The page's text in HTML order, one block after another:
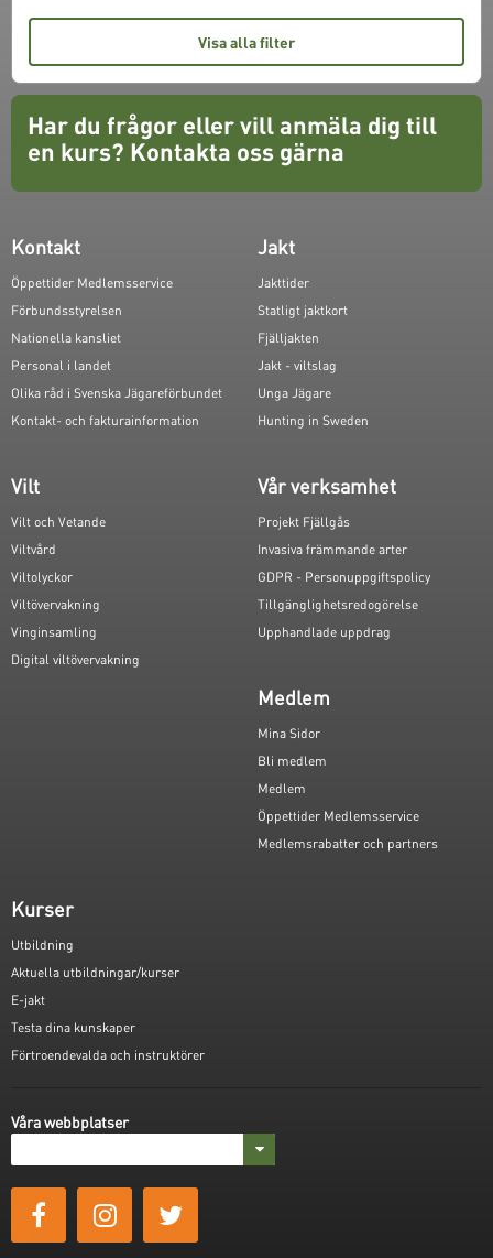
Visa alla filter
Har du frågor eller vill anmäla dig till
en kurs? Kontakta oss gärna
Kontakt
Öppettider Medlemsservice
Förbundsstyrelsen
Nationella kansliet
Personal i landet
Olika råd i Svenska Jägareförbundet
Kontakt- och fakturainformation
Jakt
Jakttider
Statligt jaktkort
Fjälljakten
Jakt - viltslag
Unga Jägare
Hunting in Sweden
Vilt
Vilt och Vetande
Viltvård
Viltolyckor
Viltövervakning
Vinginsamling
Digital viltövervakning
Vår verksamhet
Projekt Fjällgås
Invasiva främmande arter
GDPR - Personuppgiftspolicy
Tillgänglighetsredogörelse
Upphandlade uppdrag
Medlem
Mina Sidor
Bli medlem
Medlem
Öppettider Medlemsservice
Medlemsrabatter och partners
Kurser
Utbildning
Aktuella utbildningar/kurser
E-jakt
Testa dina kunskaper
Förtroendevalda och instruktörer
Våra webbplatser